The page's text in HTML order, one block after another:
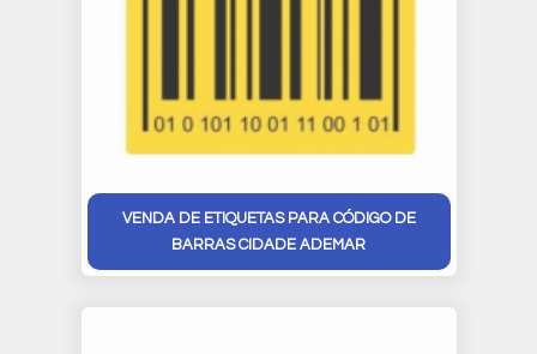
VENDA DE ETIQUETAS PARA CÓDIGO DE
BARRAS CIDADE ADEMAR